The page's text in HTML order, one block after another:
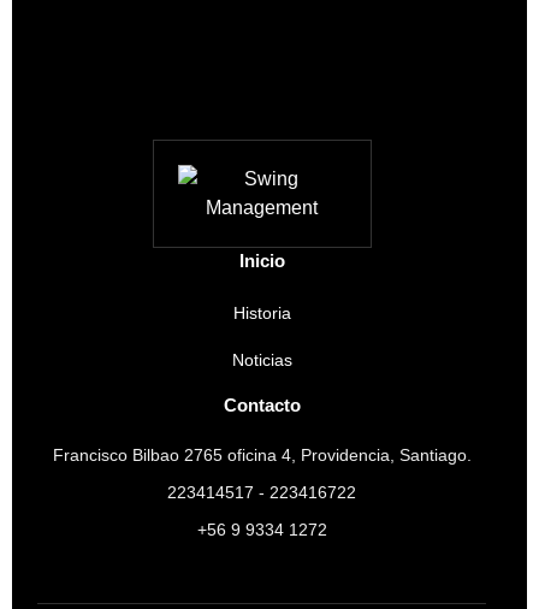
Inicio
Historia
Noticias
Contacto
Francisco Bilbao 2765 oficina 4, Providencia, Santiago.
223414517 - 223416722
+56 9 9334 1272